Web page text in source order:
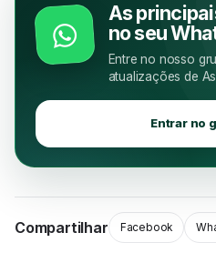
As
no seu
Entre no nosso
atualizações de
Entrar no
Compartilhar Facebook